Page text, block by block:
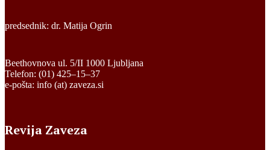
predsednik: dr. Matija Ogrin
Beethovnova ul. 5/II 1000 Ljubljana
Telefon: (01) 425–15–37
e-pošta: info (at) zaveza.si
Revija Zaveza